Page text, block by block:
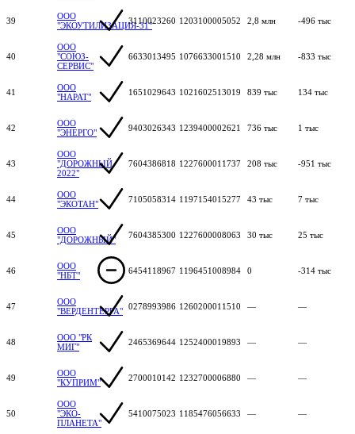
39
ООО
"ЭКОУТИЛИЗАЦИЯ-31"3110023260 1203100005052 2,8 млн -496 тыс
40
ООО
"СОЮЗ-
СЕРВИС"
6633013495 1076633001510 2,28 млн -833 тыс
41
ООО
"НАРАТ"
1651029643 1021602513019 839 тыс 134 тыс
42
ООО
"ЭНЕРГО"
9403026343 1239400002621 736 тыс 1 тыс
43
ООО
"ДОРОЖНЫЙ
2022"
7604386818 1227600011737 208 тыс -951 тыс
44
ООО
"ЭКОТАН"
7105058314 1197154015277 43 тыс 7 тыс
45
ООО
"ДОРОЖНЫЙ"
7604385300 1227600008063 30 тыс 25 тыс
46
ООО
"НБТ"
6454118967 1196451008984 0 -314 тыс
47
ООО
"ВЕРДЕНТЕРРА" 0278993986 1260200011510 — —
48
ООО "РК
МИГ"
2465369644 1252400019893 — —
49
ООО
"КУПРИМ"
2700010142 1232700006880 — —
50
ООО
"ЭКО-
ПЛАНЕТА"
5410075023 1185476056633 — —